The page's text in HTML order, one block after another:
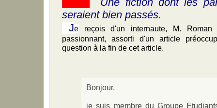
seraient bien passés.
Jereçois d'un internaute, M. Roman
passionnant, assorti d'un article
question à la fin de cet article.
Bonjour,
je suis membre du Groupe